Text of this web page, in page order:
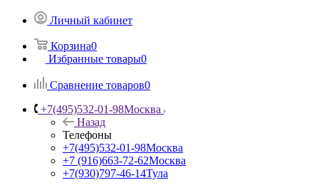
Личный кабинет
Корзина0
Избранные товары0
Сравнение товаров0
+7(495)532-01-98Москва
Назад
Телефоны
+7(495)532-01-98Москва
+7 (916)663-72-62Москва
+7(930)797-46-14Тула